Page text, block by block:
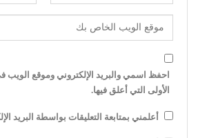
احفظ اسمي والبريد الإلكتروني وموقع الويب
الأولى التي أعلق فيها.
أعلمني بمتابعة التعليقات بواسطة البريد